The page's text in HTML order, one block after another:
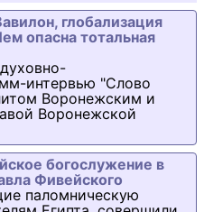
глобализация
опасна тотальная
интервью "Слово
Воронежским и
Воронежской
богослужение в
Фивейского
паломническую